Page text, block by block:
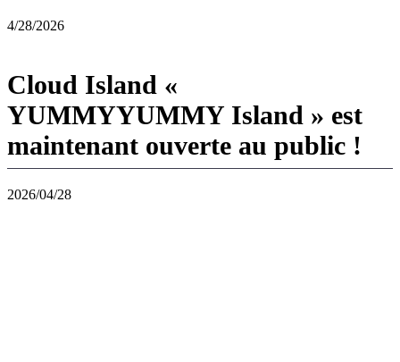
4/28/2026
Cloud Island «
YUMMYYUMMY Island » est
maintenant ouverte au public !
2026/04/28